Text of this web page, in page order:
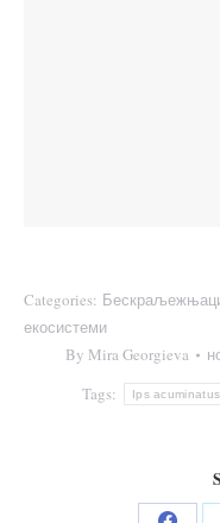
Categories:
екосистеми
By Mira Georgieva
Tags:
Ips acuminatus